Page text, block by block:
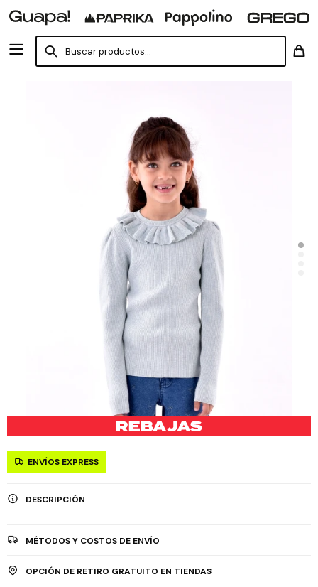
ENVÍOS EXPRESS
DESCRIPCIÓN
MÉTODOS Y COSTOS DE ENVÍO
OPCIÓN DE RETIRO GRATUITO EN TIENDAS